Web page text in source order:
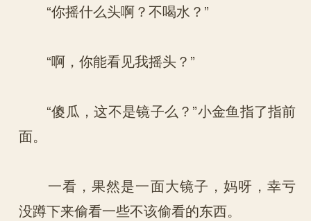
“你摇什么头啊？不喝水？”
“啊，你能看见我摇头？”
“傻瓜，这不是镜子么？”小金鱼指了指前
面。
一看，果然是一面大镜子，妈呀，幸亏
没蹲下来偷看一些不该偷看的东西。